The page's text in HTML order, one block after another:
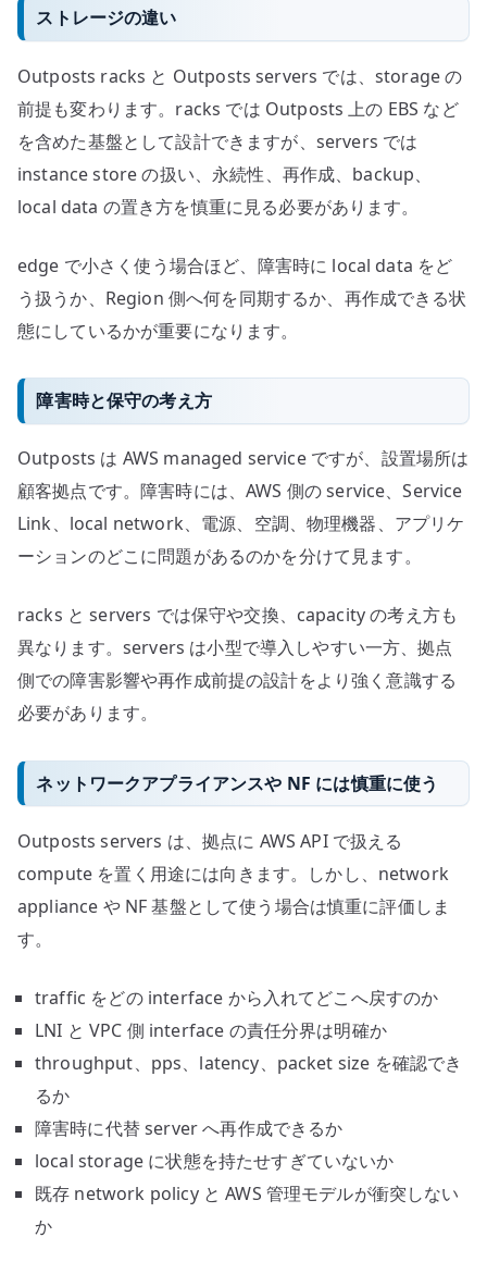
ストレージの違い
Outposts racks と Outposts servers では、storage の
前提も変わります。racks では Outposts 上の EBS など
を含めた基盤として設計できますが、servers では
instance store の扱い、永続性、再作成、backup、
local data の置き方を慎重に見る必要があります。
edge で小さく使う場合ほど、障害時に local data をど
う扱うか、Region 側へ何を同期するか、再作成できる状
態にしているかが重要になります。
障害時と保守の考え方
Outposts は AWS managed service ですが、設置場所は
顧客拠点です。障害時には、AWS 側の service、Service
Link、local network、電源、空調、物理機器、アプリケ
ーションのどこに問題があるのかを分けて見ます。
racks と servers では保守や交換、capacity の考え方も
異なります。servers は小型で導入しやすい一方、拠点
側での障害影響や再作成前提の設計をより強く意識する
必要があります。
ネットワークアプライアンスや NF には慎重に使う
Outposts servers は、拠点に AWS API で扱える
compute を置く用途には向きます。しかし、network
appliance や NF 基盤として使う場合は慎重に評価しま
す。
traffic をどの interface から入れてどこへ戻すのか
LNI と VPC 側 interface の責任分界は明確か
throughput、pps、latency、packet size を確認でき
るか
障害時に代替 server へ再作成できるか
local storage に状態を持たせすぎていないか
既存 network policy と AWS 管理モデルが衝突しない
か